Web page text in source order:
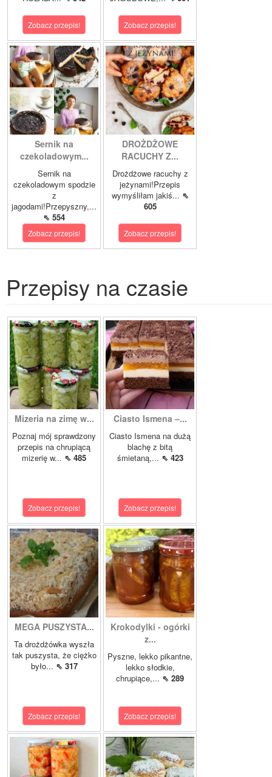
Zobacz przepis! Zobacz przepis!
Sernik na
czekoladowym...
Sernik na
czekoladowym spodzie
z
jagodami!Przepyszny,...
⇖ 554
Zobacz przepis!
DROŻDŻOWE
RACUCHY Z...
Drożdżowe racuchy z
jeżynami!Przepis
wymyśliłam jakiś... ⇖
605
Zobacz przepis!
Przepisy na czasie
Mizeria na zimę w...
Poznaj mój sprawdzony
przepis na chrupiącą
mizerię w... ⇖ 485
Zobacz przepis!
Ciasto Ismena –...
Ciasto Ismena na dużą
blachę z bitą
śmietaną,... ⇖ 423
Zobacz przepis!
MEGA PUSZYSTA...
Ta drożdżówka wyszła
tak puszysta, że ciężko
było... ⇖ 317
Zobacz przepis!
Krokodylki - ogórki
z...
Pyszne, lekko pikantne,
lekko słodkie,
chrupiące,... ⇖ 289
Zobacz przepis!